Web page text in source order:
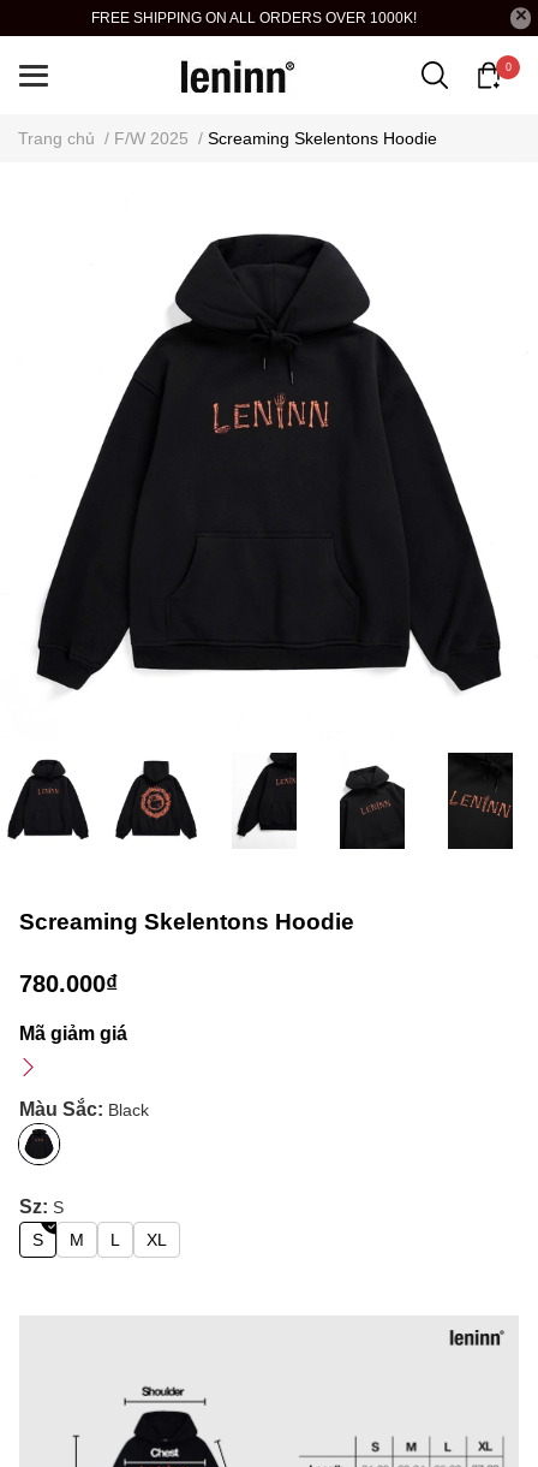
FREE SHIPPING ON ALL ORDERS OVER 1000K!
0
Trang chủ / F/W 2025 / Screaming Skelentons Hoodie
Screaming Skelentons Hoodie
780.000₫
Mã giảm giá
Màu Sắc: Black
Sz: S
S
M L XL